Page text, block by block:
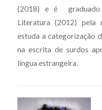
(2018) e é graduado
Literatura (2012) pela
estuda a categorização
na escrita de surdos
língua estrangeira.